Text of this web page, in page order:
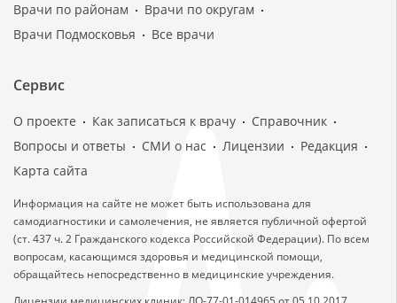
Врачи по районам
Врачи по округам
Врачи Подмосковья
Все врачи
Сервис
О проекте Как записаться к врачу
Справочник
Вопросы и ответы
СМИ о нас Лицензии
Редакция
Карта сайта
Информация на сайте не может быть использована для
самодиагностики и самолечения, не является публичной офертой
(ст. 437 ч. 2 Гражданского кодекса Российской Федерации). По всем
вопросам, касающимся здоровья и медицинской помощи,
обращайтесь непосредственно в медицинские учреждения.